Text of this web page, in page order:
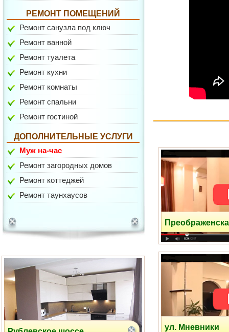
РЕМОНТ ПОМЕЩЕНИЙ
Ремонт санузла под ключ
Ремонт ванной
Ремонт туалета
Ремонт кухни
Ремонт комнаты
Ремонт спальни
Ремонт гостиной
ДОПОЛНИТЕЛЬНЫЕ УСЛУГИ
Муж на-час
Ремонт загородных домов
Ремонт коттеджей
Ремонт таунхаусов
ул. Шкулева
пр-зд Шокальского
Соловьиная Роща
ул. Мневники